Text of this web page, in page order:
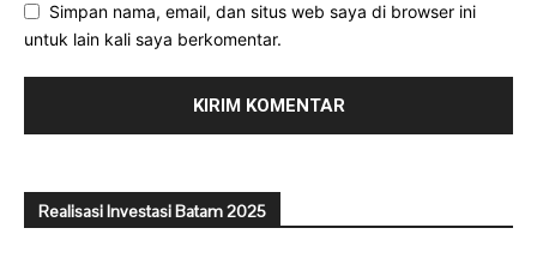
Simpan nama, email, dan situs web saya di browser ini
untuk lain kali saya berkomentar.
Realisasi Investasi Batam 2025